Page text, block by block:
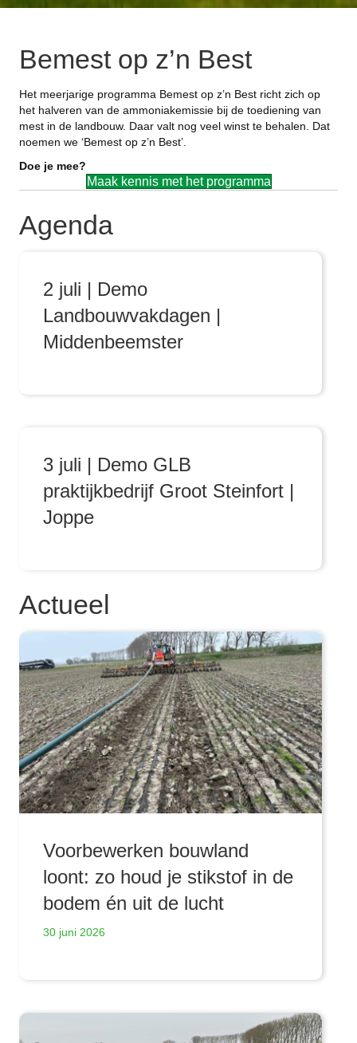
Bemest op z’n Best
Het meerjarige programma Bemest op z’n Best richt zich op
het halveren van de ammoniakemissie bij de toediening van
mest in de landbouw. Daar valt nog veel winst te behalen. Dat
noemen we ‘Bemest op z’n Best’.
Doe je mee?
Maak kennis met het programma
Agenda
2 juli | Demo
Landbouwvakdagen |
Middenbeemster
3 juli | Demo GLB
praktijkbedrijf Groot Steinfort |
Joppe
Actueel
Voorbewerken bouwland
loont: zo houd je stikstof in de
bodem én uit de lucht
30 juni 2026